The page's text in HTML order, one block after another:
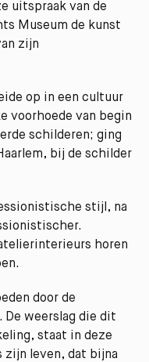
uitspraak van de
Museum de kunst
zijn
op in een cultuur
voorhoede van begin
schilderen; ging
bij de schilder
stijl, na
horen
door de
De weerslag die dit
staat in deze
zijn leven, dat bijna